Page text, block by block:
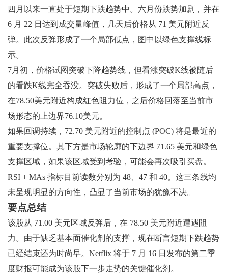
四月以来一直处于短期下跌趋势中。六月份跌势加剧，并在
6 月 22 日达到成交量峰值，几天后价格从 71 美元附近反
弹。此次反弹形成了一个局部低点，图中以绿色支撑线标
示。
7月初，价格试图突破下降趋势线，但看涨突破K线被随后
的看跌K线完全吞没。突破失败后，形成了一个局部高点，
在78.50美元附近构成红色阻力位，之后价格回落至当前市
场形态的上边界76.10美元。
如果回调持续，72.70 美元附近的控制点 (POC) 将是最近的
重要支撑位。其下方是市场轮廓的下边界 71.65 美元和绿色
支撑区域，如果该区域受到考验，可能会再次吸引买盘。
RSI + MAs 指标目前读数分别为 48、47 和 40。这三条线均
未呈现明显的方向性，凸显了当前市场的犹豫不决。
要点总结
该股从 71.00 美元区域反弹后，在 78.50 美元附近遭遇阻
力。由于缺乏基本面催化剂的支撑，现在断言短期下跌趋势
已经结束还为时尚早。Netflix 将于 7 月 16 日发布的第二季
度财报可能成为该股下一步走势的关键催化剂。